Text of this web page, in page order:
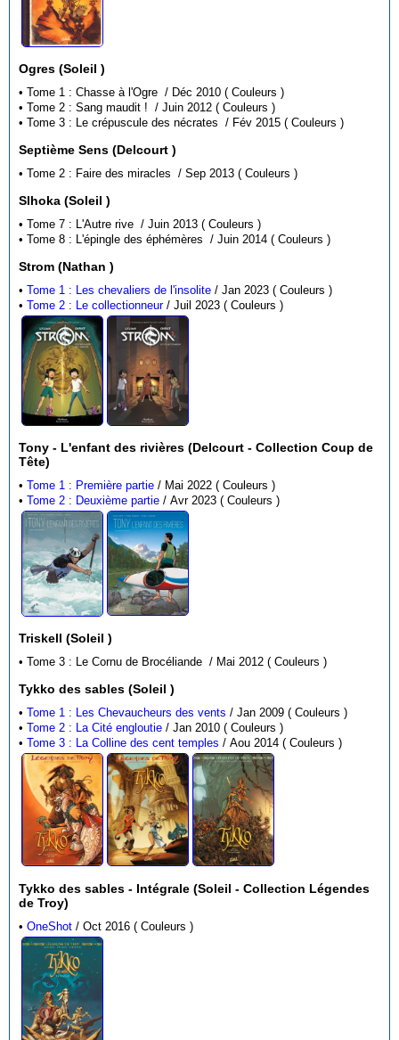
Ogres (Soleil )
• Tome 1 : Chasse à l'Ogre / Déc 2010 ( Couleurs )
• Tome 2 : Sang maudit ! / Juin 2012 ( Couleurs )
• Tome 3 : Le crépuscule des nécrates / Fév 2015 ( Couleurs )
Septième Sens (Delcourt )
• Tome 2 : Faire des miracles / Sep 2013 ( Couleurs )
Slhoka (Soleil )
• Tome 7 : L'Autre rive / Juin 2013 ( Couleurs )
• Tome 8 : L'épingle des éphémères / Juin 2014 ( Couleurs )
Strom (Nathan )
•Tome 1 : Les chevaliers de l'insolite
/ Jan 2023 ( Couleurs )
•Tome 2 : Le collectionneur / Juil 2023 ( Couleurs )
Tony - L'enfant des rivières (Delcourt - Collection Coup de
Tête)
•Tome 1 : Première partie
/ Mai 2022 ( Couleurs )
•Tome 2 : Deuxième partie / Avr 2023 ( Couleurs )
Triskell (Soleil )
• Tome 3 : Le Cornu de Brocéliande / Mai 2012 ( Couleurs )
Tykko des sables (Soleil )
•Tome 1 : Les Chevaucheurs des vents
/ Jan 2009 ( Couleurs )
•Tome 2 : La Cité engloutie
/ Jan 2010 ( Couleurs )
•Tome 3 : La Colline des cent temples / Aou 2014 ( Couleurs )
Tykko des sables - Intégrale (Soleil - Collection Légendes
de Troy)
•OneShot / Oct 2016 ( Couleurs )